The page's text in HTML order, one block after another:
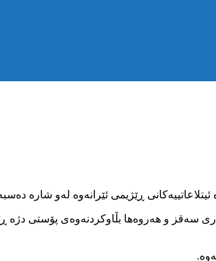
و هەروەها بڵاوکردنەوەی پۆستی دژە